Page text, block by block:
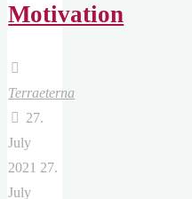
Motivation
Terraeterna
27.
July
2021 27.
July